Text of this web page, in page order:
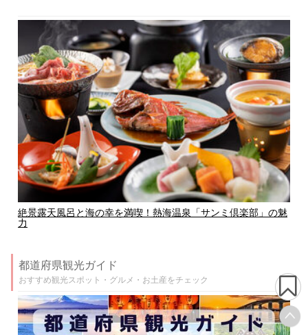
絶景露天風呂と海の幸を満喫！熱海温泉「サンミ倶楽部」の魅
力
都道府県観光ガイド
おすすめ観光スポット・グルメ・お土産をチェック